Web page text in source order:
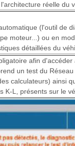
réelle du
(l'outil de
moteur...) ou en
détaillées du
afin d'accéder
un test du
calculateurs) ainsi
K-L, présents sur le